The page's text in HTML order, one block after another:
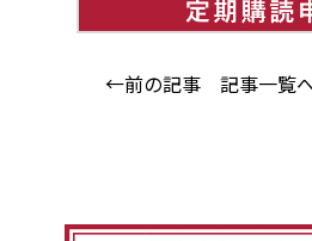
←前の記事 記事一覧